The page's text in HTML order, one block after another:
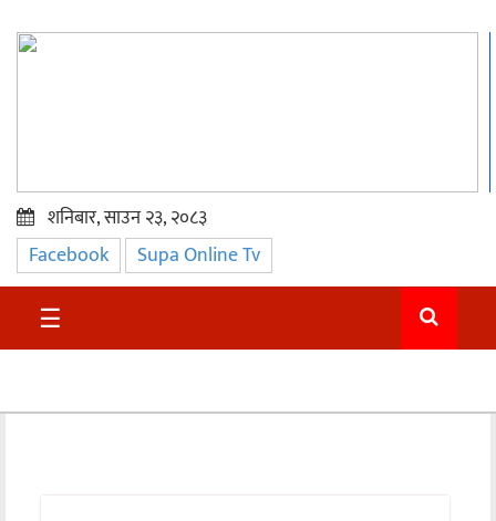
प्रमुख
समाचार
सुदुर
शनिबार, साउन २३, २०८३
Facebook Supa Online Tv
☰